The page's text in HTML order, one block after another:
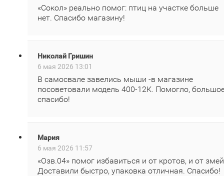
«Сокол» реально помог: птиц на участке больше
нет. Спасибо магазину!
Николай Гришин
6 мая 2026 13:01
В самосвале завелись мыши -в магазине
посоветовали модель 400‑12К. Помогло,
спасибо!
Мария
6 мая 2026 11:57
«Озв.04» помог избавиться и от кротов, и от
Доставили быстро, упаковка отличная. Спасибо!